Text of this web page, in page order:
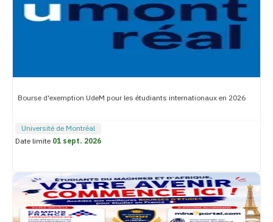
Bourse d'exemption UdeM pour les étudiants internationaux en 2026
Université de Montréal
Date limite 01 sept. 2026